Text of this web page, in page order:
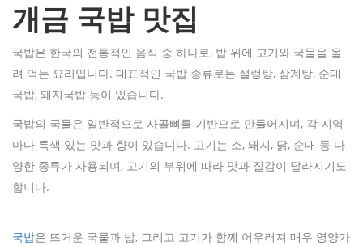
개금 국밥 맛집
국밥은 한국의 전통적인 음식 중 하나로, 밥 위에 고기와 국물을 올
려 먹는 요리입니다. 대표적인 국밥 종류로는 설렁탕, 삼계탕, 순대
국밥, 돼지국밥 등이 있습니다.
국밥의 국물은 일반적으로 사골뼈를 기반으로 만들어지며, 각 지역
마다 특색 있는 맛과 향이 있습니다. 고기는 소, 돼지, 닭, 순대 등 다
양한 종류가 사용되며, 고기의 부위에 따라 맛과 질감이 달라지기도
합니다.
국밥은 뜨거운 국물과 밥, 그리고 고기가 함께 어우러져 매우 영양가